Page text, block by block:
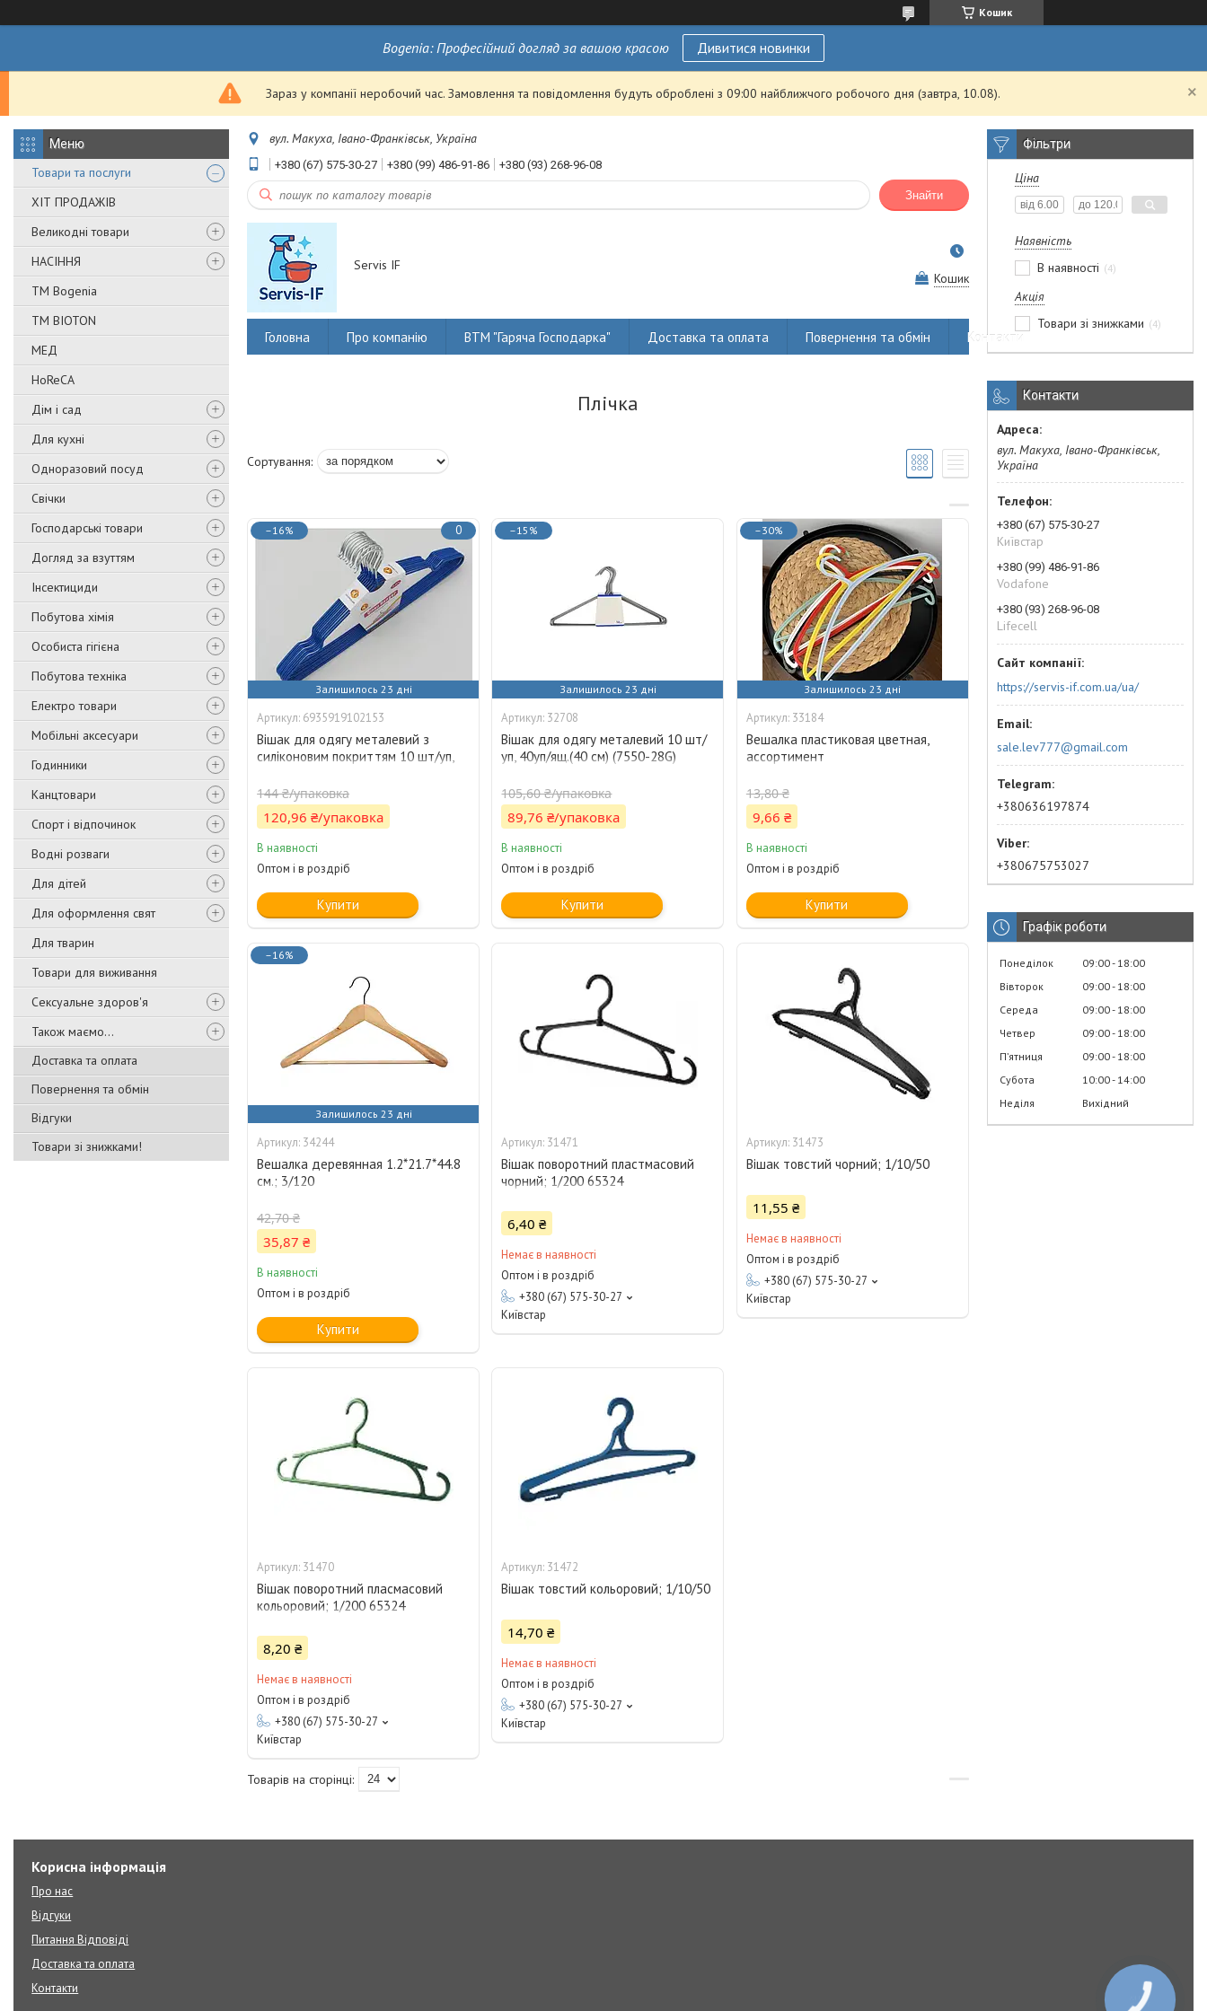
Кошик
Bogenia: Професійний догляд за вашою красою Дивитися новинки
Зараз у компанії неробочий час. Замовлення та повідомлення будуть оброблені з 09:00 найближчого робочого дня (завтра, 10.08).
Товари та послуги
ХІТ ПРОДАЖІВ
Великодні товари
НАСІННЯ
ТМ Bogenia
ТМ BIOTON
МЕД
HoReCA
Дім і сад
Для кухні
Одноразовий посуд
Свічки
Господарські товари
Догляд за взуттям
Інсектициди
Побутова хімія
Особиста гігієна
Побутова техніка
Електро товари
Мобільні аксесуари
Годинники
Канцтовари
Спорт і відпочинок
Водні розваги
Для дітей
Для оформлення свят
Для тварин
Товари для виживання
Сексуальне здоров'я
Також маємо...
Доставка та оплата
Повернення та обмін
Відгуки
Товари зі знижками!
вул. Макуха, Івано-Франківськ, Україна
+380 (67) 575-30-27 +380 (99) 486-91-86 +380 (93) 268-96-08
Знайти
Servis IF
Кошик
Головна Про компанію ВТМ "Гаряча Господарка" Доставка та оплата Повернення та обмін Контакти
Плічка
–16%
Залишилось 23 дні
0
6935919102153
Вішак для одягу металевий з
силіконовим покриттям 10 шт/уп,
144 ₴/упаковка
120,96 ₴/упаковка
В наявності
Оптом і в роздріб
Купити
–15%
Залишилось 23 дні
32708
Вішак для одягу металевий 10 шт/
уп, 40уп/ящ.(40 см) (7550-28G)
105,60 ₴/упаковка
89,76 ₴/упаковка
В наявності
Оптом і в роздріб
Купити
–30%
Залишилось 23 дні
33184
Вешалка пластиковая цветная,
ассортимент
13,80 ₴
9,66 ₴
В наявності
Оптом і в роздріб
Купити
–16%
Залишилось 23 дні
34244
Вешалка деревянная 1.2*21.7*44.8
см.; 3/120
42,70 ₴
35,87 ₴
В наявності
Оптом і в роздріб
Купити
31471
Вішак поворотний пластмасовий
чорний; 1/200 65324
6,40 ₴
Немає в наявності
Оптом і в роздріб
+380 (67) 575-30-27
Київстар
31473
Вішак товстий чорний; 1/10/50
11,55 ₴
Немає в наявності
Оптом і в роздріб
+380 (67) 575-30-27
Київстар
31470
Вішак поворотний пласмасовий
кольоровий; 1/200 65324
8,20 ₴
Немає в наявності
Оптом і в роздріб
+380 (67) 575-30-27
Київстар
31472
Вішак товстий кольоровий; 1/10/50
14,70 ₴
Немає в наявності
Оптом і в роздріб
+380 (67) 575-30-27
Київстар
Фільтри
Ціна
Наявність
В наявності
4
Акція
Товари зі знижками
4
Контакти
вул. Макуха, Івано-Франківськ,
Україна
+380 (67) 575-30-27
Київстар
+380 (99) 486-91-86
Vodafone
+380 (93) 268-96-08
Lifecell
https://servis-if.com.ua/ua/
sale.lev777@gmail.com
+380636197874
+380675753027
Графік роботи
Понеділок 09:00 18:00
Вівторок
09:00 18:00
Середа
09:00 18:00
Четвер
09:00 18:00
Пʼятниця
09:00 18:00
Субота
10:00 14:00
Неділя
Вихідний
Корисна інформація
Про нас
Відгуки
Питання Відповіді
Доставка та оплата
Контакти